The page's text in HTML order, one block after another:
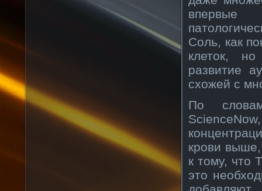
впервые
Соль, как
клеток,
развитие
схожей с
По
крови выше,
к тому, что
это